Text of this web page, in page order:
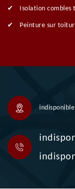
Isolation combles
Peinture sur
indisponible